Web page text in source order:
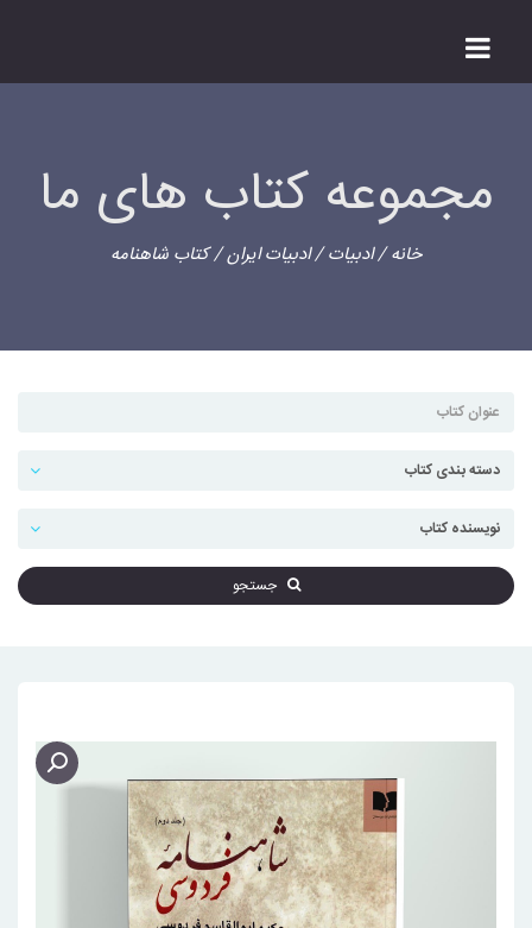
مجموعه کتاب های ما
خانه/ادبیات/ادبیات ایران/ کتاب شاهنامه
جستجو